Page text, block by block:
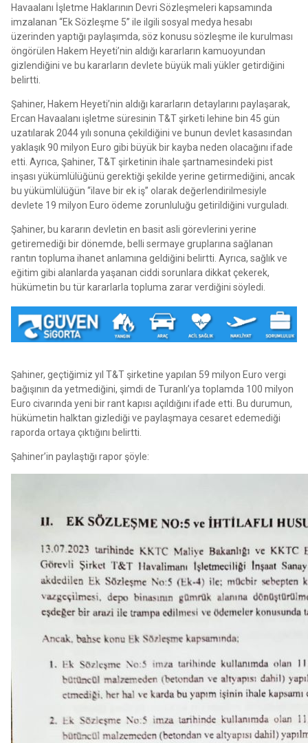
Havaalanı İşletme Haklarının Devri Sözleşmeleri kapsamında
imzalanan “Ek Sözleşme 5” ile ilgili sosyal medya hesabı
üzerinden yaptığı paylaşımda, söz konusu sözleşme ile kurulması
öngörülen Hakem Heyeti’nin aldığı kararların kamuoyundan
gizlendiğini ve bu kararların devlete büyük mali yükler getirdiğini
belirtti.
Şahiner, Hakem Heyeti’nin aldığı kararların detaylarını paylaşarak,
Ercan Havaalanı işletme süresinin T&T şirketi lehine bin 45 gün
uzatılarak 2044 yılı sonuna çekildiğini ve bunun devlet kasasından
yaklaşık 90 milyon Euro gibi büyük bir kayba neden olacağını ifade
etti. Ayrıca, Şahiner, T&T şirketinin ihale şartnamesindeki pist
inşası yükümlülüğünü gerektiği şekilde yerine getirmediğini, ancak
bu yükümlülüğün “ilave bir ek iş” olarak değerlendirilmesiyle
devlete 19 milyon Euro ödeme zorunluluğu getirildiğini vurguladı.
Şahiner, bu kararın devletin en basit asli görevlerini yerine
getiremediği bir dönemde, belli sermaye gruplarına sağlanan
rantın topluma ihanet anlamına geldiğini belirtti. Ayrıca, sağlık ve
eğitim gibi alanlarda yaşanan ciddi sorunlara dikkat çekerek,
hükümetin bu tür kararlarla topluma zarar verdiğini söyledi.
Şahiner, geçtiğimiz yıl T&T şirketine yapılan 59 milyon Euro vergi
bağışının da yetmediğini, şimdi de Turanlı’ya toplamda 100 milyon
Euro civarında yeni bir rant kapısı açıldığını ifade etti. Bu durumun,
hükümetin halktan gizlediği ve paylaşmaya cesaret edemediği
raporda ortaya çıktığını belirtti.
Şahiner’in paylaştığı rapor şöyle: